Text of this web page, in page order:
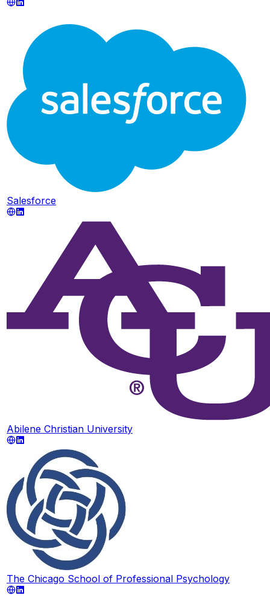
Salesforce
Abilene Christian University
The Chicago School of Professional Psychology